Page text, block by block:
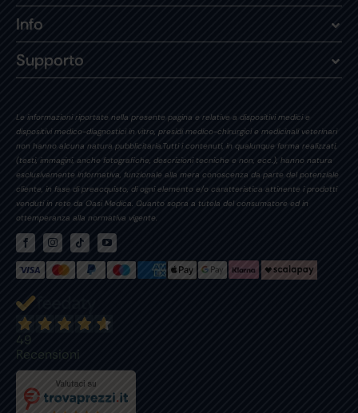
Info
Supporto
Le informazioni riportate nella presente pagina e relative a dispositivi medici e
dispositivi medico-diagnostici in vitro, presidi medico-chirurgici e medicinali veterinari
non hanno alcuna natura pubblicitaria.Tutti i contenuti, in qualunque forma realizzati,
(testi, immagini, anche fotografiche, descrizioni tecniche e non, ecc.), hanno natura
esclusivamente informativa, funzionale alla mera conoscenza da parte del potenziale
cliente, in fase di preacquisto, di ogni elemento e/o caratteristica attinente i prodotti
venduti in rete da Oasi Medica. Quanto sopra a tutela del consumatore ed in
ottemperanza alla normativa vigente.
49
Recensioni